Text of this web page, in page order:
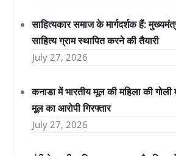
साहित्यकार समाज के मार्गदर्शक हैं:
साहित्य ग्राम स्थापित करने की तैयारी
July 27, 2026
कनाडा में भारतीय मूल की महिला की गोली
मूल का आरोपी गिरफ्तार
July 27, 2026